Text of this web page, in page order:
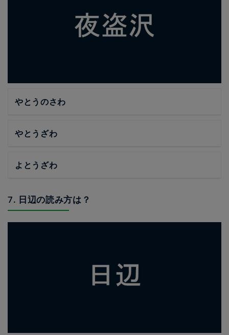
やとうのさわ
やとうざわ
よとうざわ
7. 日辺の読み方は？